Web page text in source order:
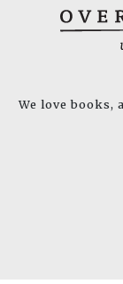
We love books,